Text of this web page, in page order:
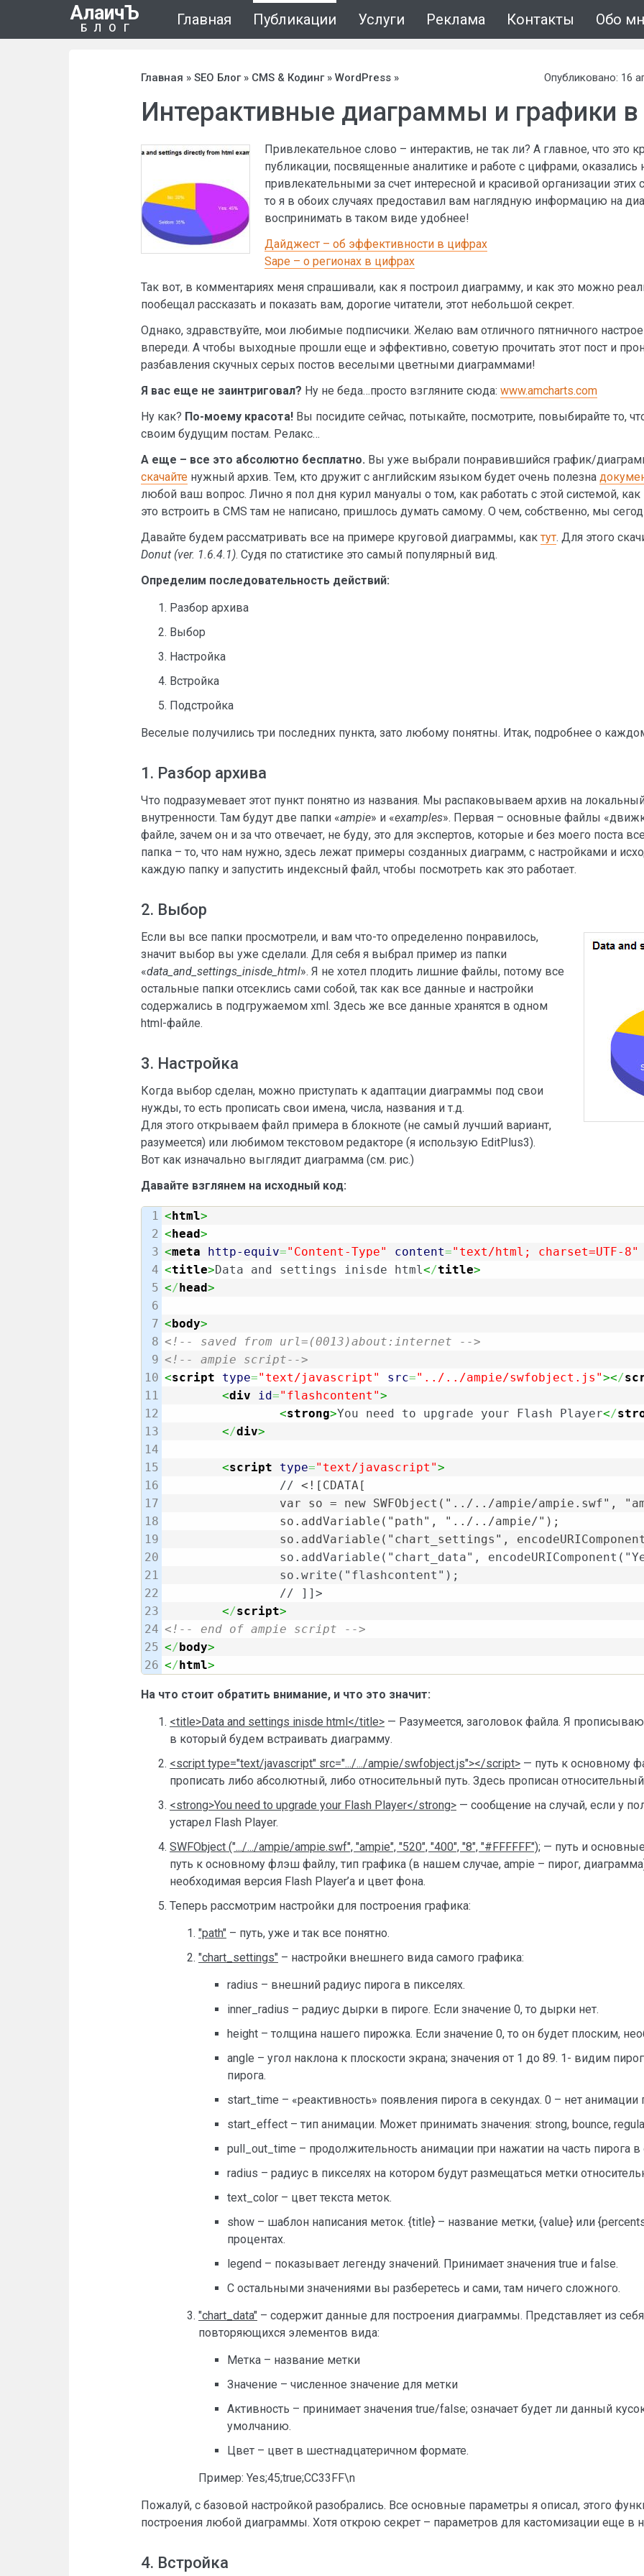
АлаичЪ
БЛОГ Главная Публикации Услуги Реклама Контакты Обо
Главная » SEO Блог» CMS & Кодинг» WordPress » Опубликовано: 16
Интерактивные диаграммы и графики в
Привлекательное слово – интерактив, не так ли? А главное, что это
публикации, посвященные аналитике и работе с цифрами,
привлекательными за счет интересной и красивой организации
то я в обоих случаях предоставил вам наглядную информацию на
воспринимать в таком виде удобнее!
Дайджест – об эффективности в цифрах
Sape – о регионах в цифрах
Так вот, в комментариях меня спрашивали, как я построил диаграмму, и как это можно
пообещал рассказать и показать вам, дорогие читатели, этот небольшой секрет.
Однако, здравствуйте, мои любимые подписчики. Желаю вам отличного пятничного
впереди. А чтобы выходные прошли еще и эффективно, советую прочитать этот пост и
разбавления скучных серых постов веселыми цветными диаграммами!
Я вас еще не заинтриговал? Ну не беда…просто взгляните сюда: www.amcharts.com
Ну как? По-моему красота! Вы посидите сейчас, потыкайте, посмотрите, повыбирайте то,
своим будущим постам. Релакс…
А еще – все это абсолютно бесплатно. Вы уже выбрали понравившийся график/
скачайте нужный архив. Тем, кто дружит с английским языком будет очень полезна
любой ваш вопрос. Лично я пол дня курил мануалы о том, как работать с этой системой, как
это встроить в CMS там не написано, пришлось думать самому. О чем, собственно, мы
Давайте будем рассматривать все на примере круговой диаграммы, как тут. Для этого
Donut (ver. 1.6.4.1). Судя по статистике это самый популярный вид.
Определим последовательность действий:
Разбор архива
Выбор
Настройка
Встройка
Подстройка
Веселые получились три последних пункта, зато любому понятны. Итак, подробнее о
1. Разбор архива
Что подразумевает этот пункт понятно из названия. Мы распаковываем архив на
внутренности. Там будут две папки «ampie» и «examples». Первая – основные файлы
файле, зачем он и за что отвечает, не буду, это для экспертов, которые и без моего поста
папка – то, что нам нужно, здесь лежат примеры созданных диаграмм, с настройками и
каждую папку и запустить индексный файл, чтобы посмотреть как это работает.
2. Выбор
Если вы все папки просмотрели, и вам что-то определенно понравилось,
значит выбор вы уже сделали. Для себя я выбрал пример из папки
«data_and_settings_inisde_html». Я не хотел плодить лишние файлы, потому все
остальные папки отсеклись сами собой, так как все данные и настройки
содержались в подгружаемом xml. Здесь же все данные хранятся в одном
html-файле.
3. Настройка
Когда выбор сделан, можно приступать к адаптации диаграммы под свои
нужды, то есть прописать свои имена, числа, названия и т.д.
Для этого открываем файл примера в блокноте (не самый лучший вариант,
разумеется) или любимом текстовом редакторе (я использую EditPlus3).
Вот как изначально выглядит диаграмма (см. рис.)
Давайте взглянем на исходный код:
1
2
3
4
5
6
7
8
9
10
11
12
13
14
15
16
17
18
19
20
21
22
23
24
25
<html>
<head>
<meta http-equiv="Content-Type" content="text/html; charset=UTF-8"
<title>Data and settings inisde html</title>
</head>
<body>
<!-- saved from url=(0013)about:internet -->
<!-- ampie script-->
<script type="text/javascript" src="../../ampie/swfobject.js"></
<div id="flashcontent">
<strong>You need to upgrade your Flash Player</
</div>
<script type="text/javascript">
		//
var so = new SWFObject("../../ampie/ampie.swf",
		so.addVariable("path", "../../ampie/");
so.addVariable("chart_settings",
</script>
<!-- end of ampie script -->
</body>
</html>
На что стоит обратить внимание, и что это значит:
<title>Data and settings inisde html</title> — Разумеется, заголовок файла. Я
в который будем встраивать диаграмму.
<script type="text/javascript" src=".../.../ampie/swfobject.js"></script> — путь к основному
прописать либо абсолютный, либо относительный путь. Здесь прописан
<strong>You need to upgrade your Flash Player</strong> — сообщение на случай, если у
устарел Flash Player.
SWFObject (".../.../ampie/ampie.swf", "ampie", "520", "400", "8", "#FFFFFF"); — путь и
путь к основному флэш файлу, тип графика (в нашем случае, ampie – пирог,
необходимая версия Flash Player’а и цвет фона.
Теперь рассмотрим настройки для построения графика:
"path" – путь, уже и так все понятно.
"chart_settings" – настройки внешнего вида самого графика:
radius – внешний радиус пирога в пикселях.
inner_radius – радиус дырки в пироге. Если значение 0, то дырки нет.
height – толщина нашего пирожка. Если значение 0, то он будет плоским,
angle – угол наклона к плоскости экрана; значения от 1 до 89. 1- видим
пирога.
start_time – «реактивность» появления пирога в секундах. 0 – нет анимации
start_effect – тип анимации. Может принимать значения: strong, bounce,
pull_out_time – продолжительность анимации при нажатии на часть пирога в
radius – радиус в пикселях на котором будут размещаться метки
text_color – цвет текста меток.
show – шаблон написания меток. {title} – название метки, {value} или
процентах.
legend – показывает легенду значений. Принимает значения true и false.
C остальными значениями вы разберетесь и сами, там ничего сложного.
"chart_data" – содержит данные для построения диаграммы. Представляет из
повторяющихся элементов вида:
Метка – название метки
Значение – численное значение для метки
Активность – принимает значения true/false; означает будет ли данный
умолчанию.
Цвет – цвет в шестнадцатеричном формате.
Пример: Yes;45;true;CC33FF\n
Пожалуй, с базовой настройкой разобрались. Все основные параметры я описал, этого
построения любой диаграммы. Хотя открою секрет – параметров для кастомизации еще в
4. Встройка